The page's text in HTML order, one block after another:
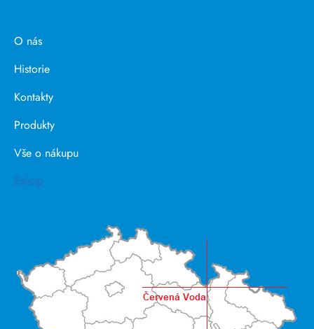
O nás
Historie
Kontakty
Produkty
Vše o nákupu
Eshop